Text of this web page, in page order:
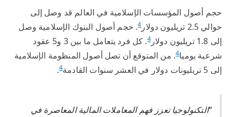
حجم أصول المؤسسات الإسلامية في العالم قد وصل إلى
حوالي 2.5 تريليون دولار
4. حجم أصول البنوك الإسلامية وصل
إلى 1.8 تريليون دولار
4
. كل فرد يتعامل ما بين 3 و5 عقود
شرعية يوميا4. من المتوقع أن تصل أصول المنظومة الإسلامية
إلى 5 تريليونات دولار في العشر سنوات القادمة
4
.
“التكنولوجيا تعزز فهم المعاملات المالية المعاصرة في